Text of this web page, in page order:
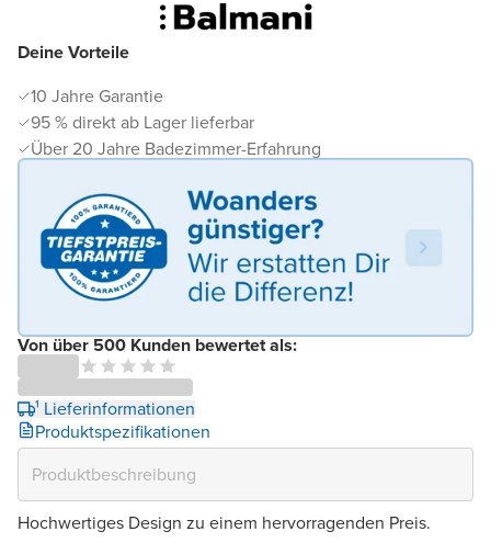
Deine Vorteile
10 Jahre Garantie
95 % direkt ab Lager lieferbar
Über 20 Jahre Badezimmer-Erfahrung
Von über 500 Kunden bewertet als:
¹ Lieferinformationen
Produktspezifikationen
Hochwertiges Design zu einem hervorragenden Preis.